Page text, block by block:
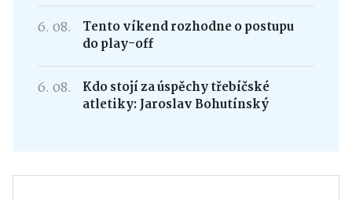
6. 08.
Tento víkend rozhodne o postupu
do play-off
6. 08.
Kdo stojí za úspěchy třebíčské
atletiky: Jaroslav Bohutínský